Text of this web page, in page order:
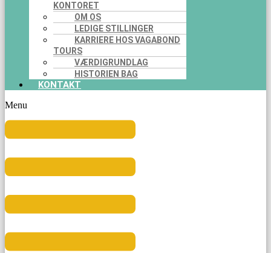
KONTORET
OM OS
LEDIGE STILLINGER
KARRIERE HOS VAGABOND
TOURS
VÆRDIGRUNDLAG
HISTORIEN BAG
KONTAKT
Menu